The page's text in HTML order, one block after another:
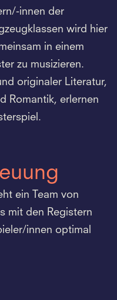
innen der
wird hier
in einem
zu musizieren.
originaler Literatur,
Romantik, erlernen
ein Team von
mit den Registern
innen optimal